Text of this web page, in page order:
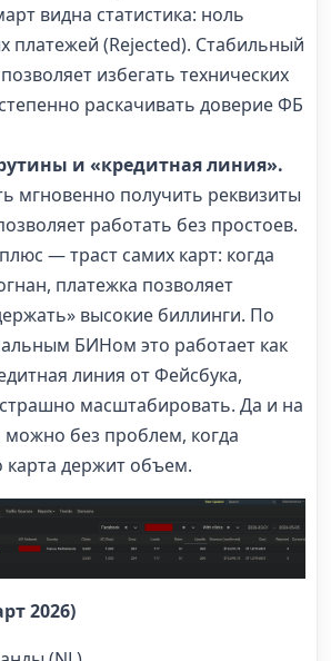
видна статистика: ноль
платежей (Rejected). Стабильный
избегать технических
раскачивать доверие ФБ
и «кредитная линия».
мгновенно получить реквизиты
работать без простоев.
— траст самих карт: когда
платежка позволяет
высокие биллинги. По
БИНом это работает как
линия от Фейсбука,
масштабировать. Да и на
можно без проблем, когда
держит объем.
2026)